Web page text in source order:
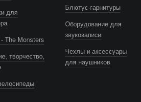
для
The Monsters
творчество,
Блютус-гарнитуры
Оборудование для
звукозаписи
Чехлы и аксессуары
для наушников